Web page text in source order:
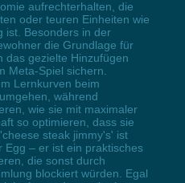
aufrechterhalten, die
oder teuren Einheiten wie
ist. Besonders in der
die Grundlage für
das gezielte Hinzufügen
Meta-Spiel sichern.
Lernkurven beim
während
wie sie mit maximaler
so optimieren, dass sie
steak jimmy's' ist
– er ist ein praktisches
die sonst durch
blockiert würden. Egal